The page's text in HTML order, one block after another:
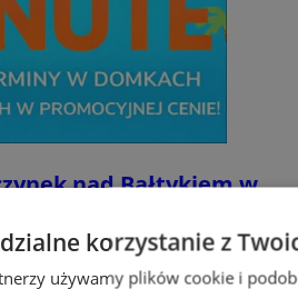
nad Bałtykiem w
Morze
korzystanie z
używamy plików cookie i